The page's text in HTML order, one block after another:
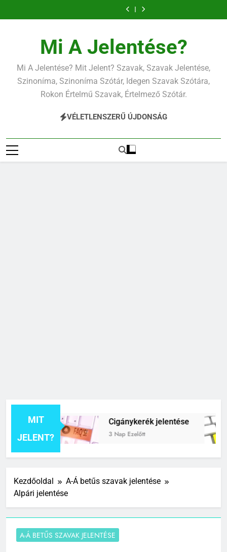
a
Mi A Jelentése?
Mi A Jelentése? Mit Jelent? Szavak, Szavak Jelentése,
Szinoníma, Szinoníma Szótár, Idegen Szavak Szótára,
Rokon Értelmű Szavak, Értelmező Szótár.
VÉLETLENSZERŰ ÚJDONSÁG
MIT
JELENT?
Cigánykerék jelentése
3 Nap Ezelőtt
Kezdőoldal
A-Á betűs szavak jelentése
Alpári jelentése
A-Á BETŰS SZAVAK JELENTÉSE